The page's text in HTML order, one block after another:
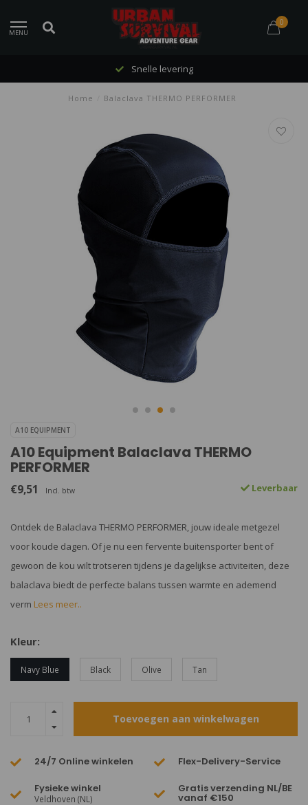
MENU
0
Snelle levering
Home Balaclava THERMO PERFORMER
A10 EQUIPMENT
A10 Equipment Balaclava THERMO
PERFORMER
€9,51 Incl. btw Leverbaar
Ontdek de Balaclava THERMO PERFORMER, jouw ideale metgezel
voor koude dagen. Of je nu een fervente buitensporter bent of
gewoon de kou wilt trotseren tijdens je dagelijkse activiteiten, deze
balaclava biedt de perfecte balans tussen warmte en ademend
verm Lees meer..
Kleur:
Navy Blue Black Olive Tan
Toevoegen aan winkelwagen
24/7 Online winkelen Flex-Delivery-Service
Fysieke winkel
Veldhoven (NL)
Gratis verzending NL/BE
vanaf €150